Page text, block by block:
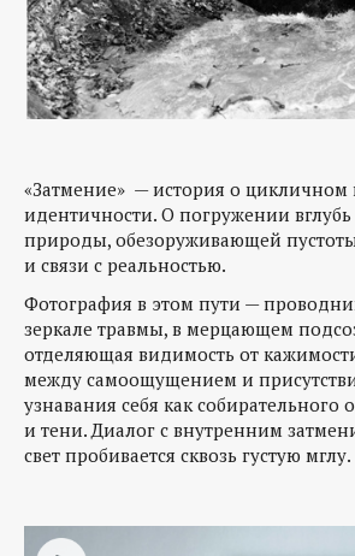
«Затмение» — история о цикличном
идентичности. О погружении вглубь
природы, обезоруживающей
и связи с реальностью.
Фотография в этом пути —
зеркале травмы, в мерцающем
отделяющая видимость от
между самоощущением и
узнавания себя как собирательного
и тени. Диалог с внутренним
свет пробивается сквозь густую мглу.